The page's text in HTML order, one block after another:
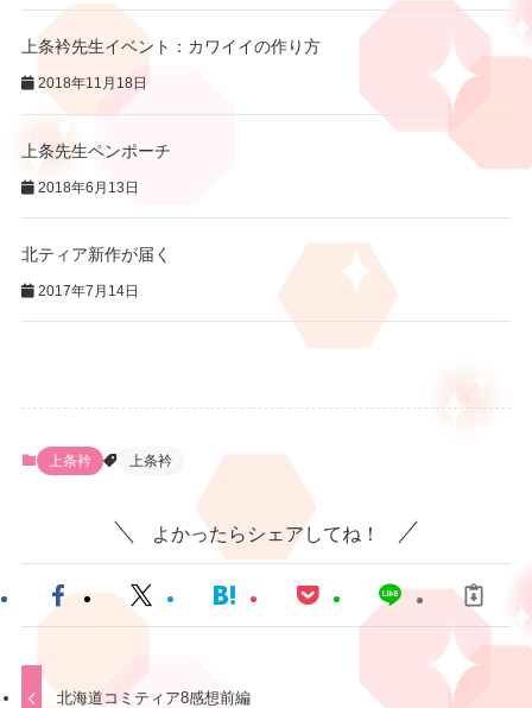
上条衿先生イベント：カワイイの作り方
2018年11月18日
上条先生ペンポーチ
2018年6月13日
北ティア新作が届く
2017年7月14日
上条衿 上条衿
よかったらシェアしてね！
北海道コミティア8感想前編